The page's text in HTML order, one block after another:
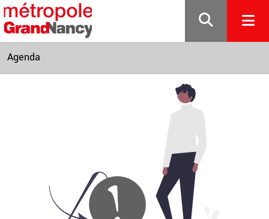
Gestion de vos préférences sur les cookies
Agenda